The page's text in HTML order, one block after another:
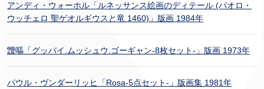
アンディ・ウォーホル「ルネッサンス絵画のディテール (パオロ・
ウッチェロ 聖ゲオルギウスと竜 1460)」版画 1984年
靉嘔「グッバイ.ムッシュウ.ゴーギャン-8枚セット-」版画 1973年
パウル・ヴンダーリッヒ「Rosa-5点セット-」版画集 1981年